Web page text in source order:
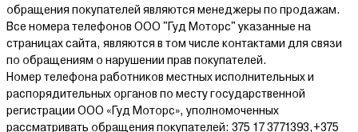
обращения покупателей являются менеджеры по продажам.
Все номера телефонов ООО "Гуд Моторс" указанные на
страницах сайта, являются в том числе контактами для связи
по обращениям о нарушении прав покупателей.
Номер телефона работников местных исполнительных и
распорядительных органов по месту государственной
регистрации ООО «Гуд Моторс», уполномоченных
рассматривать обращения покупателей: 375 17 3771393,+375